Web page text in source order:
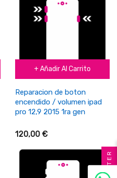
+ Añadir Al Carrito
Reparacion de boton
encendido / volumen ipad
pro 12,9 2015 1ra gen
120,00 €
FILTER